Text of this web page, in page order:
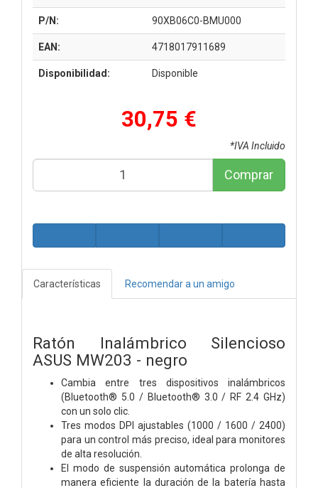
P/N: 90XB06C0-BMU000
EAN: 4718017911689
Disponibilidad: Disponible
30,75 €
*IVA Incluido
Comprar
Características Recomendar a un amigo
Ratón Inalámbrico Silencioso
ASUS MW203 - negro
Cambia entre tres dispositivos inalámbricos
(Bluetooth® 5.0 / Bluetooth® 3.0 / RF 2.4 GHz)
con un solo clic.
Tres modos DPI ajustables (1000 / 1600 / 2400)
para un control más preciso, ideal para monitores
de alta resolución.
El modo de suspensión automática prolonga de
manera eficiente la duración de la batería hasta